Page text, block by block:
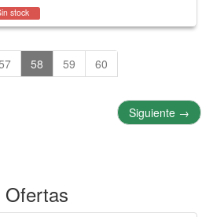
stock
58 59 60
Siguiente →
Ofertas